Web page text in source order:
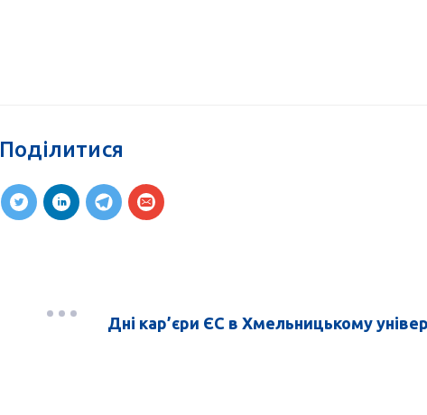
Поділитися
Дні кар’єри ЄС в Хмельницькому